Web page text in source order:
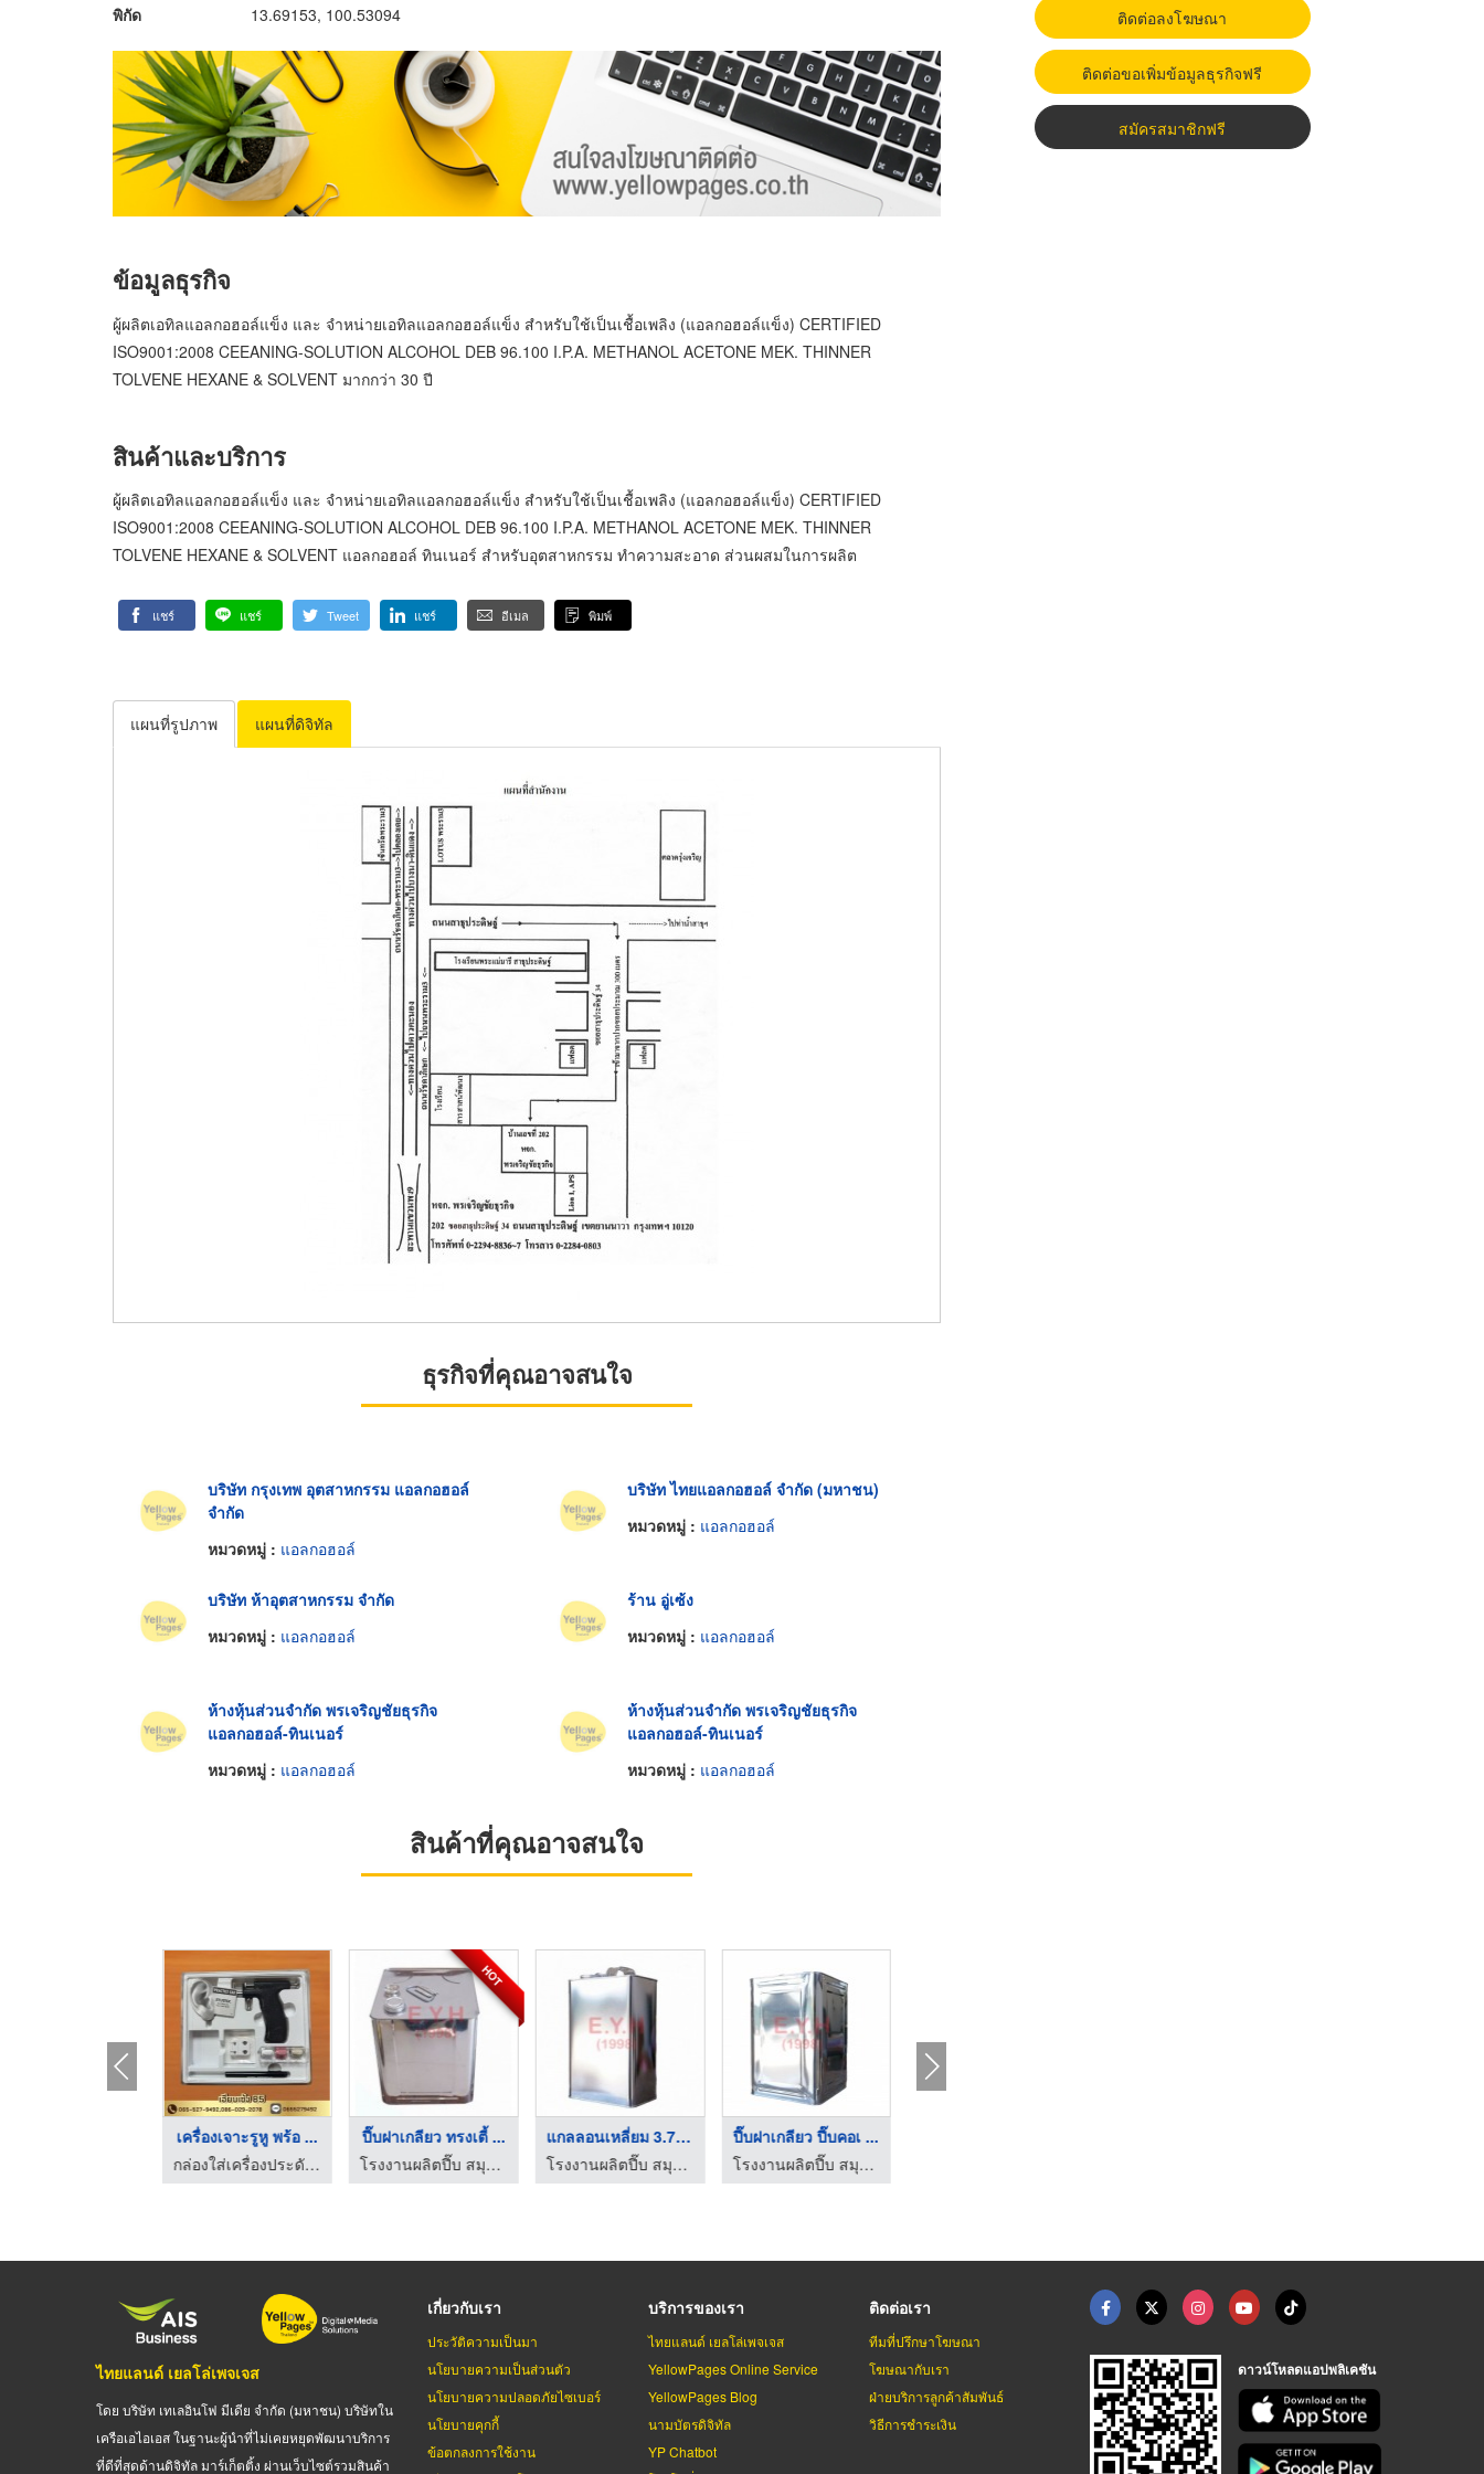
พิกัด 13.69153, 100.53094
ข้อมูลธุรกิจ
ผู้ผลิตเอทิลแอลกอฮอล์แข็ง และ จำหน่ายเอทิลแอลกอฮอล์แข็ง สำหรับใช้เป็นเชื้อเพลิง (แอลกอฮอล์แข็ง) CERTIFIED
ISO9001:2008 CEEANING-SOLUTION ALCOHOL DEB 96.100 I.P.A. METHANOL ACETONE MEK. THINNER
TOLVENE HEXANE & SOLVENT มากกว่า 30 ปี
สินค้าและบริการ
ผู้ผลิตเอทิลแอลกอฮอล์แข็ง และ จำหน่ายเอทิลแอลกอฮอล์แข็ง สำหรับใช้เป็นเชื้อเพลิง (แอลกอฮอล์แข็ง) CERTIFIED
ISO9001:2008 CEEANING-SOLUTION ALCOHOL DEB 96.100 I.P.A. METHANOL ACETONE MEK. THINNER
TOLVENE HEXANE & SOLVENT แอลกอฮอล์ ทินเนอร์ สำหรับอุตสาหกรรม ทำความสะอาด ส่วนผสมในการผลิต
แชร์ แชร์ Tweet แชร์ อีเมล พิมพ์
แผนที่รูปภาพ แผนที่ดิจิทัล
ธุรกิจที่คุณอาจสนใจ
บริษัท กรุงเทพ อุตสาหกรรม แอลกอฮอล์
จำกัด
หมวดหมู่ : แอลกอฮอล์
บริษัท ไทยแอลกอฮอล์ จำกัด (มหาชน)
หมวดหมู่ : แอลกอฮอล์
บริษัท ห้าอุตสาหกรรม จำกัด
หมวดหมู่ : แอลกอฮอล์
ร้าน อู่เซ้ง
หมวดหมู่ : แอลกอฮอล์
ห้างหุ้นส่วนจำกัด พรเจริญชัยธุรกิจ
แอลกอฮอล์-ทินเนอร์
หมวดหมู่ : แอลกอฮอล์
ห้างหุ้นส่วนจำกัด พรเจริญชัยธุรกิจ
แอลกอฮอล์-ทินเนอร์
หมวดหมู่ : แอลกอฮอล์
สินค้าที่คุณอาจสนใจ
เครื่องเจาะรูหู พร้อ ...
กล่องใส่เครื่องประดับเฮียบเซ้ง 85
HOT
ปี๊บฝาเกลียว ทรงเตี้ ...
โรงงานผลิตปี๊บ สมุทรปราการ อี วาย เอช (1998)
แกลลอนเหลี่ยม 3.75 ล ...
โรงงานผลิตปี๊บ สมุทรปราการ อี วาย เอช (1998)
ปี๊บฝาเกลียว ปี๊บคอเ ...
โรงงานผลิตปี๊บ สมุทรปราการ อี วาย เอช (1998)
ติดต่อลงโฆษณา
ติดต่อขอเพิ่มข้อมูลธุรกิจฟรี
สมัครสมาชิกฟรี
ไทยแลนด์ เยลโล่เพจเจส
โดย บริษัท เทเลอินโฟ มีเดีย จำกัด (มหาชน) บริษัทใน
เครือเอไอเอส ในฐานะผู้นำที่ไม่เคยหยุดพัฒนาบริการ
ที่ดีที่สุดด้านดิจิทัล มาร์เก็ตติ้ง ผ่านเว็บไซต์รวมสินค้า
เกี่ยวกับเรา
ประวัติความเป็นมา
นโยบายความเป็นส่วนตัว
นโยบายความปลอดภัยไซเบอร์
นโยบายคุกกี้
ข้อตกลงการใช้งาน
บริการของเรา
ไทยแลนด์ เยลโล่เพจเจส
YellowPages Online Service
YellowPages Blog
นามบัตรดิจิทัล
YP Chatbot
ติดต่อเรา
ทีมที่ปรึกษาโฆษณา
โฆษณากับเรา
ฝ่ายบริการลูกค้าสัมพันธ์
วิธีการชำระเงิน
ดาวน์โหลดแอปพลิเคชัน